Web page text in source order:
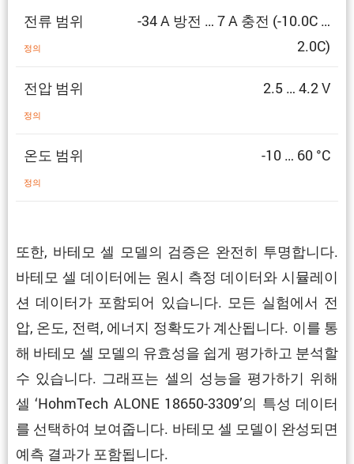
전류 범위
정의
-34 A 방전 … 7 A 충전 (-10.0C …
2.0C)
전압 범위
정의
2.5 … 4.2 V
온도 범위
정의
-10 … 60 °C
또한, 바테모 셀 모델의 검증은 완전히 투명합니다.
바테모 셀 데이터에는 원시 측정 데이터와 시뮬레이
션 데이터가 포함되어 있습니다. 모든 실험에서 전
압, 온도, 전력, 에너지 정확도가 계산됩니다. 이를 통
해 바테모 셀 모델의 유효성을 쉽게 평가하고 분석할
수 있습니다. 그래프는 셀의 성능을 평가하기 위해
셀 ‘HohmTech ALONE 18650-3309’의 특성 데이터
를 선택하여 보여줍니다. 바테모 셀 모델이 완성되면
예측 결과가 포함됩니다.